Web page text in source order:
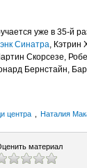
уже в 35-й
Синатра, Кэтрин
Скорсезе,
Бернстайн,
центра Наталия
материал